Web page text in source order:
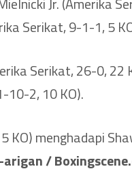
Serikat, 9-1-1, 5
Serikat, 26-0, 22
10-2, 10 KO).
KO) menghadapi
arigan /